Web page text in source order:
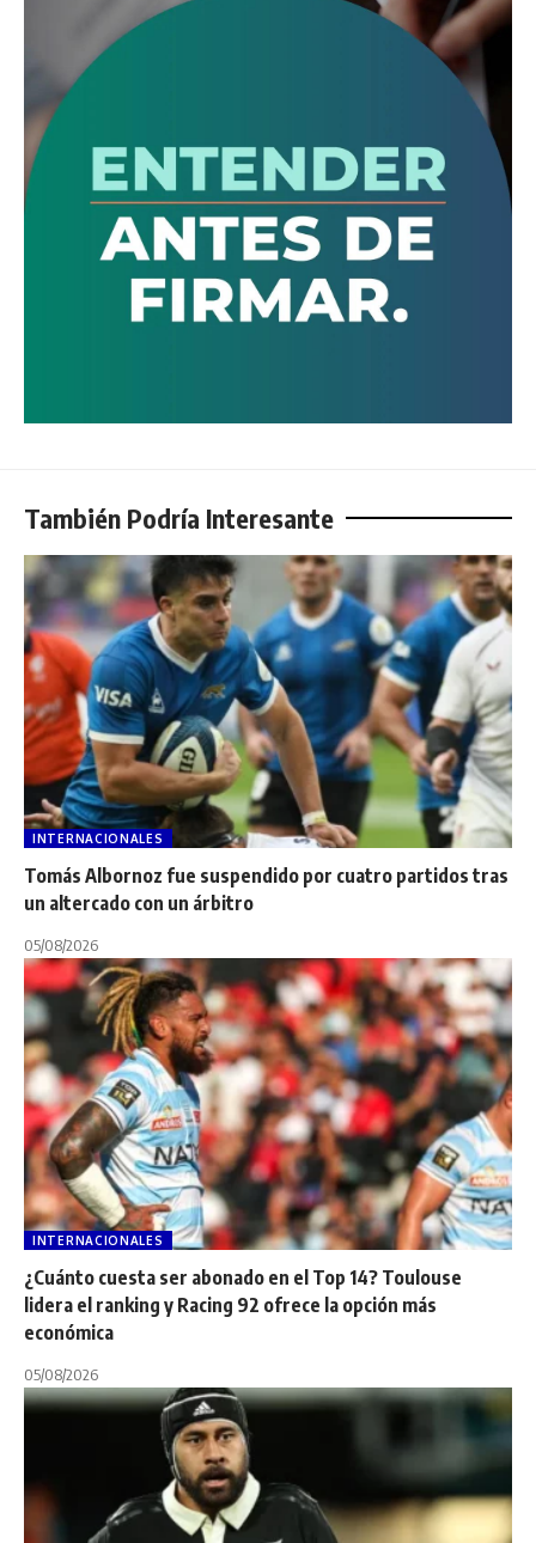
También Podría Interesante
INTERNACIONALES
Tomás Albornoz fue suspendido por cuatro partidos tras
un altercado con un árbitro
05/08/2026
INTERNACIONALES
¿Cuánto cuesta ser abonado en el Top 14? Toulouse
lidera el ranking y Racing 92 ofrece la opción más
económica
05/08/2026